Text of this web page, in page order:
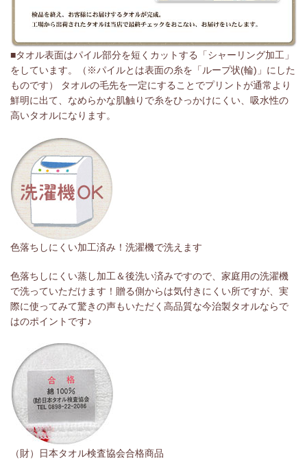
■タオル表面はパイル部分を短くカットする「シャーリング加工」
をしています。（※パイルとは表面の糸を「ループ状(輪)」にした
ものです） タオルの毛先を一定にすることでプリントが通常より
鮮明に出て、なめらかな肌触りで糸をひっかけにくい、吸水性の
高いタオルになります。
色落ちしにくい加工済み！洗濯機で洗えます
色落ちしにくい蒸し加工＆後洗い済みですので、家庭用の洗濯機
で洗っていただけます！贈る側からは気付きにくい所ですが、実
際に使ってみて驚きの声もいただく高品質な今治製タオルならで
はのポイントです♪
（財）日本タオル検査協会合格商品